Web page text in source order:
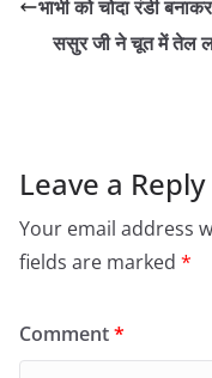
भाभी को चोदा रंडी
ससुर जी ने चूत में तेल
Leave a Reply
Your email address
fields are marked *
Comment*